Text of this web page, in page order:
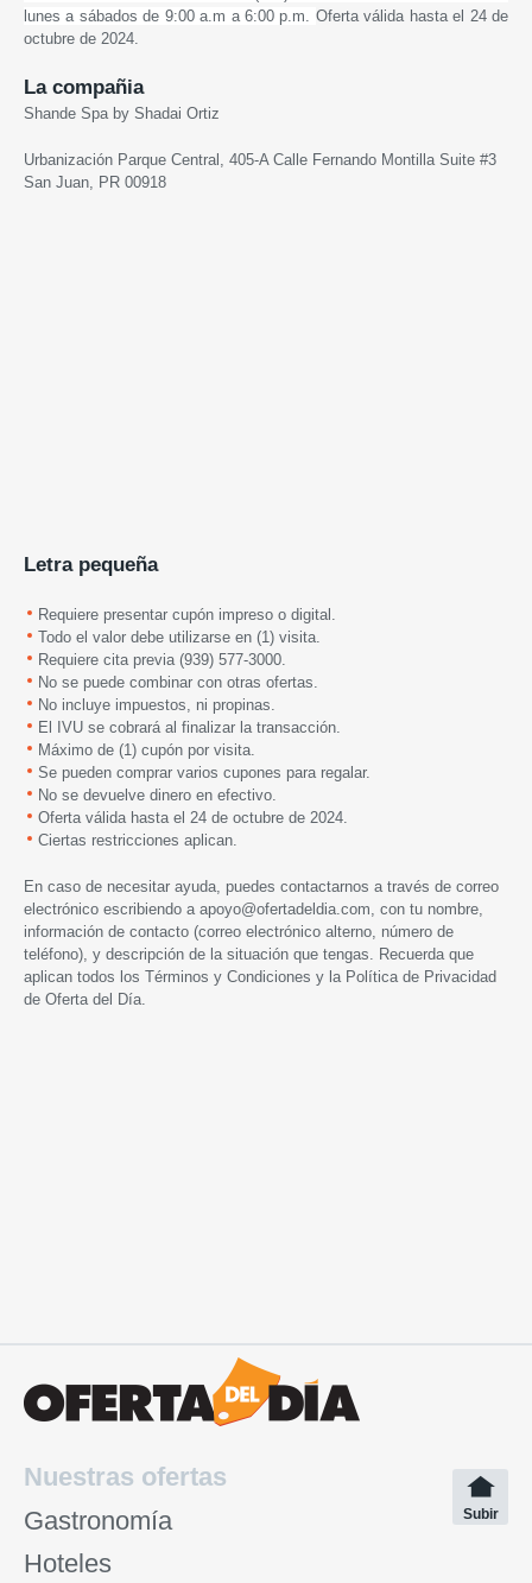
lunes a sábados de 9:00 a.m a 6:00 p.m. Oferta válida hasta el 24 de
octubre de 2024.
La compañia
Shande Spa by Shadai Ortiz
Urbanización Parque Central, 405-A Calle Fernando Montilla Suite #3
San Juan, PR 00918
Letra pequeña
Requiere presentar cupón impreso o digital.
Todo el valor debe utilizarse en (1) visita.
Requiere cita previa (939) 577-3000.
No se puede combinar con otras ofertas.
No incluye impuestos, ni propinas.
El IVU se cobrará al finalizar la transacción.
Máximo de (1) cupón por visita.
Se pueden comprar varios cupones para regalar.
No se devuelve dinero en efectivo.
Oferta válida hasta el 24 de octubre de 2024.
Ciertas restricciones aplican.
En caso de necesitar ayuda, puedes contactarnos a través de correo
electrónico escribiendo a apoyo@ofertadeldia.com , con tu nombre,
información de contacto (correo electrónico alterno, número de
teléfono), y descripción de la situación que tengas. Recuerda que
aplican todos los Términos y Condiciones y la Política de Privacidad
de Oferta del Día.
Nuestras ofertas
Gastronomía
Hoteles
Subir